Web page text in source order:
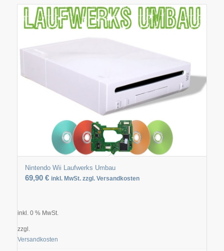
Nintendo Wii Laufwerks Umbau
69,90 € inkl. MwSt. zzgl. Versandkosten
inkl. 0 % MwSt.
zzgl.
Versandkosten